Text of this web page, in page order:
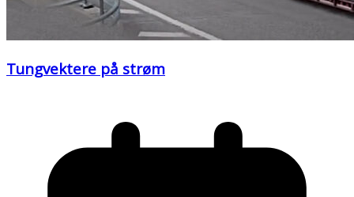
Tungvektere på strøm